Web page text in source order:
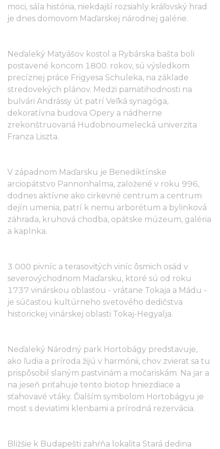
moci, sála história, niekdajší rozsiahly kráľovský hrad
je dnes domovom Maďarskej národnej galérie.
Neďaleký Matyášov kostol a Rybárska bašta boli
postavené koncom 1800. rokov, sú výsledkom
precíznej práce Frigyesa Schuleka, na základe
stredovekých plánov. Medzi pamätihodnosti na
bulvári Andrássy út patrí Veľká synagóga,
dekoratívna budova Opery a nádherne
zrekonštruovaná Hudobnoumelecká univerzita
Franza Liszta.
V západnom Maďarsku je Benediktínske
arciopátstvo Pannonhalma, založené v roku 996,
dodnes aktívne ako cirkevné centrum a centrum
dejín umenia, patrí k nemu arborétum a bylinková
záhrada, kruhová chodba, opátske múzeum, galéria
a kaplnka.
3 000 pivníc a terasovitých viníc ôsmich osád v
severovýchodnom Maďarsku, ktoré sú od roku
1737 vinárskou oblasťou - vrátane Tokaja a Mádu -
je súčasťou kultúrneho svetového dedičstva
historickej vinárskej oblasti Tokaj-Hegyalja.
Neďaleký Národný park Hortobágy predstavuje,
ako ľudia a príroda žijú v harmónii, chov zvierat sa tu
prispôsobil slaným pastvinám a močariskám. Na jar a
na jeseň priťahuje tento biotop hniezdiace a
sťahovavé vtáky. Ďalším symbolom Hortobágyu je
most s deviatimi klenbami a prírodná rezervácia.
Bližšie k Budapešti zahŕňa lokalita Stará dedina